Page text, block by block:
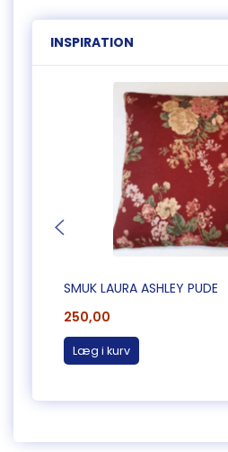
INSPIRATION
SMUK LAURA ASHLEY PUDE
250,00
Læg i kurv